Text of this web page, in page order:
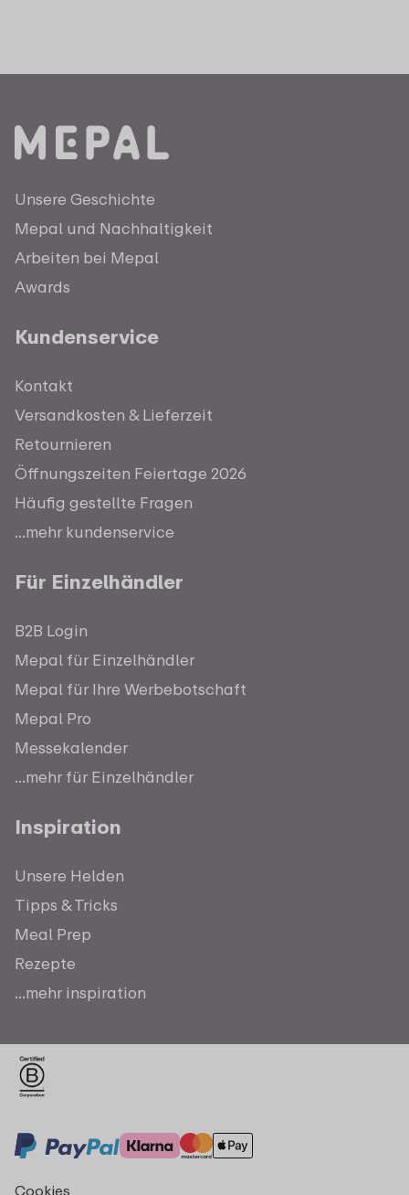
Unsere Geschichte
Mepal und Nachhaltigkeit
Arbeiten bei Mepal
Awards
Kundenservice
Kontakt
Versandkosten & Lieferzeit
Retournieren
Öffnungszeiten Feiertage 2026
Häufig gestellte Fragen
...mehr kundenservice
Für Einzelhändler
B2B Login
Mepal für Einzelhändler
Mepal für Ihre Werbebotschaft
Mepal Pro
Messekalender
...mehr für Einzelhändler
Inspiration
Unsere Helden
Tipps & Tricks
Meal Prep
Rezepte
...mehr inspiration
Cookies